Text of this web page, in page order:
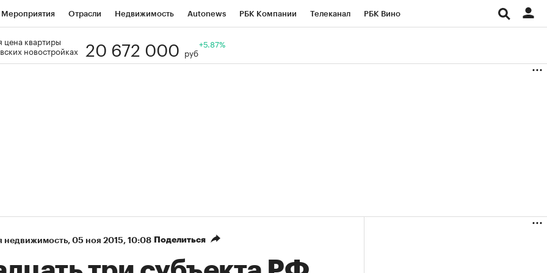
Мероприятия Отрасли Недвижимость Autonews РБК Компании Телеканал РБК Вино
Визионеры
цена квартиры
новостройках
20 672 000 руб
+5.87%
недвижимость⁠, 05 ноя 2015, 10:08 Поделиться